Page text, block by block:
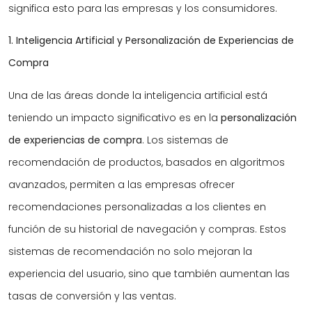
significa esto para las empresas y los consumidores.
1. Inteligencia Artificial y Personalización de Experiencias de
Compra
Una de las áreas donde la inteligencia artificial está
teniendo un impacto significativo es en la personalización
de experiencias de compra. Los sistemas de
recomendación de productos, basados en algoritmos
avanzados, permiten a las empresas ofrecer
recomendaciones personalizadas a los clientes en
función de su historial de navegación y compras. Estos
sistemas de recomendación no solo mejoran la
experiencia del usuario, sino que también aumentan las
tasas de conversión y las ventas.